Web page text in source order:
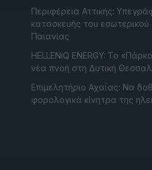
Περιφέρεια Αττικής:
κατασκευής του
Παιανίας
HELLENiQ ENERGY: Το
νέα πνοή στη Δυτική
Επιμελητήριο Αχαΐας: Να
φορολογικά κίνητρα της